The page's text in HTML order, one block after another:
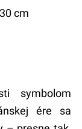
cm
symbolom
ére sa